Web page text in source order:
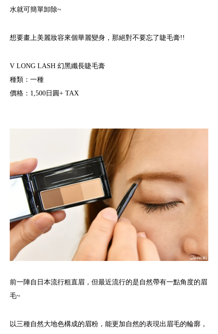
水就可簡單卸除~
想要畫上美麗妝容來個華麗變身，那絕對不要忘了睫毛膏!!
V LONG LASH 幻黑纖長睫毛膏
種類：一種
價格：1,500日圓+ TAX
前一陣自日本流行粗直眉，但最近流行的是自然帶有一點角度的眉
毛~
以三種自然大地色構成的眉粉，能更加自然的表現出眉毛的輪廓，